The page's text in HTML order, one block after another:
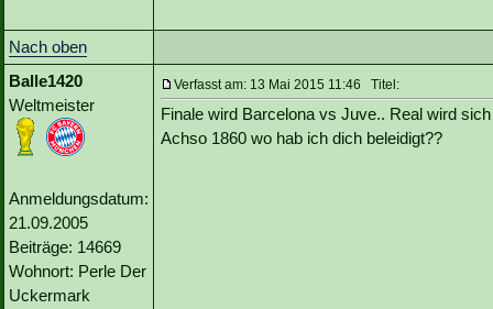
Nach oben
Balle1420
Weltmeister
Anmeldungsdatum:
21.09.2005
Beiträge: 14669
Wohnort: Perle Der
Uckermark
Verfasst am: 13 Mai 2015 11:46 Titel:
Finale wird Barcelona vs Juve.. Real wird
Achso 1860 wo hab ich dich beleidigt??